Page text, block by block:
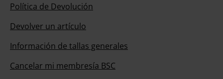
Política de Devolución
Devolver un artículo
Información de tallas generales
Cancelar mi membresía BSC